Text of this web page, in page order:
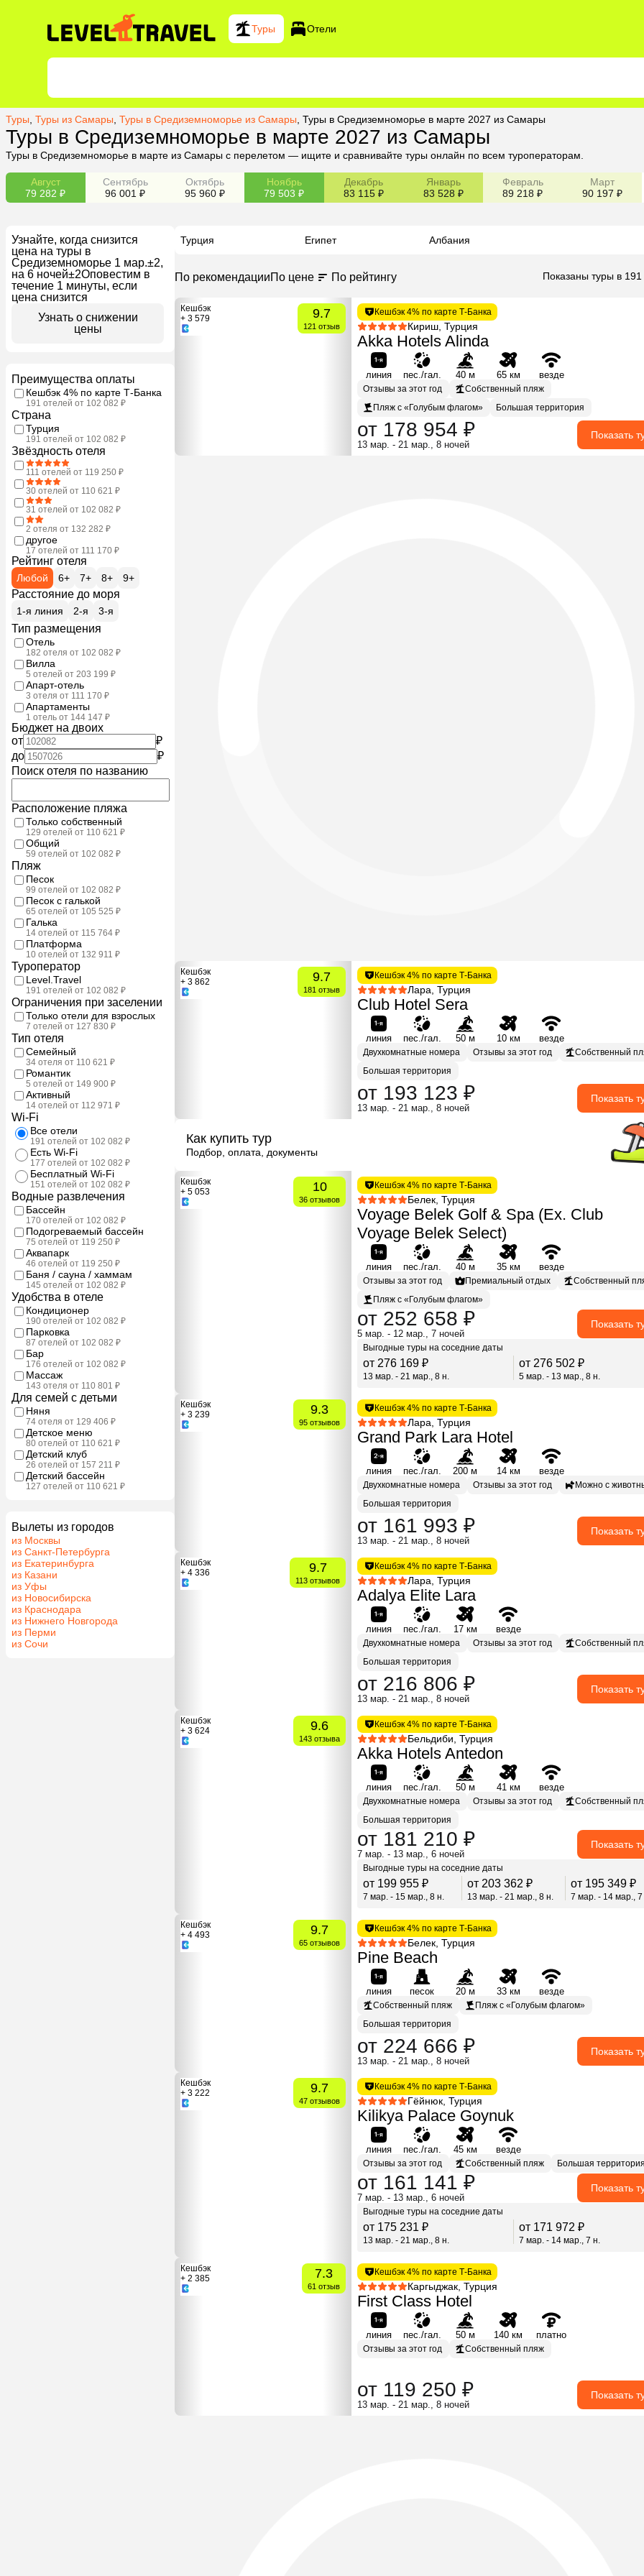
Туры Отели
Туры Туры из Самары Туры в Средиземноморье из Самары Туры в Средиземноморье в марте 2027 из Самары
Туры в Средиземноморье в марте 2027 из Самары
Туры в Средиземноморье в марте из Самары с перелетом — ищите и сравнивайте туры онлайн по всем туроператорам.
Август
79 282 ₽
Сентябрь
96 001 ₽
Октябрь
95 960 ₽
Ноябрь
79 503 ₽
Декабрь
83 115 ₽
Январь
83 528 ₽
Февраль
89 218 ₽
Март
90 197 ₽
Узнайте, когда снизится
цена на туры в
Средиземноморье 1 мар.±2,
на 6 ночей±2Оповестим в
течение 1 минуты, если
цена снизится
Узнать о снижении
цены
Преимущества оплаты
Кешбэк 4% по карте Т-Банка
191 отелей от 102 082 ₽
Страна
Турция
191 отелей от 102 082 ₽
Звёздность отеля
111 отелей от 119 250 ₽
30 отелей от 110 621 ₽
31 отелей от 102 082 ₽
2 отеля от 132 282 ₽
другое
17 отелей от 111 170 ₽
Рейтинг отеля
Любой 6+ 7+ 8+ 9+
Расстояние до моря
1-я линия 2-я 3-я
Тип размещения
Отель
182 отеля от 102 082 ₽
Вилла
5 отелей от 203 199 ₽
Апарт-отель
3 отеля от 111 170 ₽
Апартаменты
1 отель от 144 147 ₽
Бюджет на двоих
от
₽
до
₽
Поиск отеля по названию
Расположение пляжа
Только собственный
129 отелей от 110 621 ₽
Общий
59 отелей от 102 082 ₽
Пляж
Песок
99 отелей от 102 082 ₽
Песок с галькой
65 отелей от 105 525 ₽
Галька
14 отелей от 115 764 ₽
Платформа
10 отелей от 132 911 ₽
Туроператор
Level.Travel
191 отелей от 102 082 ₽
Ограничения при заселении
Только отели для взрослых
7 отелей от 127 830 ₽
Тип отеля
Семейный
34 отеля от 110 621 ₽
Романтик
5 отелей от 149 900 ₽
Активный
14 отелей от 112 971 ₽
Wi-Fi
Все отели
191 отелей от 102 082 ₽
Есть Wi-Fi
177 отелей от 102 082 ₽
Бесплатный Wi-Fi
151 отелей от 102 082 ₽
Водные развлечения
Бассейн
170 отелей от 102 082 ₽
Подогреваемый бассейн
75 отелей от 119 250 ₽
Аквапарк
46 отелей от 119 250 ₽
Баня / сауна / хаммам
145 отелей от 102 082 ₽
Удобства в отеле
Кондиционер
190 отелей от 102 082 ₽
Парковка
87 отелей от 102 082 ₽
Бар
176 отелей от 102 082 ₽
Массаж
143 отеля от 110 801 ₽
Для семей с детьми
Няня
74 отеля от 129 406 ₽
Детское меню
80 отелей от 110 621 ₽
Детский клуб
26 отелей от 157 211 ₽
Детский бассейн
127 отелей от 110 621 ₽
Вылеты из городов
из Москвы
из Санкт-Петербурга
из Екатеринбурга
из Казани
из Уфы
из Новосибирска
из Краснодара
из Нижнего Новгорода
из Перми
из Сочи
Турция Египет Албания
По рекомендацииПо цене По рейтингу Показаны туры в 191
Кешбэк
+ 3 579
9.7
121 отзыв
Кешбэк 4% по карте Т-Банка
Кириш, Турция
Akka Hotels Alinda
линия пес./гал. 40 м 65 км везде
Отзывы за этот год
Собственный пляж
Пляж с «Голубым флагом»
Большая территория
от 178 954 ₽
13 мар. - 21 мар., 8 ночей
Показать
Кешбэк
+ 3 862
9.7
181 отзыв
Кешбэк 4% по карте Т-Банка
Лара, Турция
Club Hotel Sera
линия пес./гал. 50 м 10 км везде
Двухкомнатные номера Отзывы за этот год
Собственный
Большая территория
от 193 123 ₽
13 мар. - 21 мар., 8 ночей
Показать
Как купить тур
Подбор, оплата, документы
Кешбэк
+ 5 053
10
36 отзывов
Кешбэк 4% по карте Т-Банка
Белек, Турция
Voyage Belek Golf & Spa (Ex. Club
Voyage Belek Select)
линия пес./гал. 40 м 35 км везде
Отзывы за этот год Премиальный отдых
Собственный
Пляж с «Голубым флагом»
от 252 658 ₽
5 мар. - 12 мар., 7 ночей
Показать
Выгодные туры на соседние даты
от 276 169 ₽
13 мар. - 21 мар., 8 н.
от 276 502 ₽
5 мар. - 13 мар., 8 н.
Кешбэк
+ 3 239
9.3
95 отзывов
Кешбэк 4% по карте Т-Банка
Лара, Турция
Grand Park Lara Hotel
линия пес./гал. 200 м 14 км везде
Двухкомнатные номера Отзывы за этот год
Можно с
Большая территория
от 161 993 ₽
13 мар. - 21 мар., 8 ночей
Показать
Кешбэк
+ 4 336
9.7
113 отзывов
Кешбэк 4% по карте Т-Банка
Лара, Турция
Adalya Elite Lara
линия пес./гал. 17 км везде
Двухкомнатные номера Отзывы за этот год
Собственный
Большая территория
от 216 806 ₽
13 мар. - 21 мар., 8 ночей
Показать
Кешбэк
+ 3 624
9.6
143 отзыва
Кешбэк 4% по карте Т-Банка
Бельдиби, Турция
Akka Hotels Antedon
линия пес./гал. 50 м 41 км везде
Двухкомнатные номера Отзывы за этот год
Собственный
Большая территория
от 181 210 ₽
7 мар. - 13 мар., 6 ночей
Показать
Выгодные туры на соседние даты
от 199 955 ₽
7 мар. - 15 мар., 8 н.
от 203 362 ₽
13 мар. - 21 мар., 8 н.
от 195 349 ₽
7 мар. - 14 мар., 7
Кешбэк
+ 4 493
9.7
65 отзывов
Кешбэк 4% по карте Т-Банка
Белек, Турция
Pine Beach
линия песок 20 м 33 км везде
Собственный пляж
Пляж с «Голубым флагом»
Большая территория
от 224 666 ₽
13 мар. - 21 мар., 8 ночей
Показать
Кешбэк
+ 3 222
9.7
47 отзывов
Кешбэк 4% по карте Т-Банка
Гёйнюк, Турция
Kilikya Palace Goynuk
линия пес./гал. 45 км везде
Отзывы за этот год Собственный пляж Большая
от 161 141 ₽
7 мар. - 13 мар., 6 ночей
Показать
Выгодные туры на соседние даты
от 175 231 ₽
13 мар. - 21 мар., 8 н.
от 171 972 ₽
7 мар. - 14 мар., 7 н.
Кешбэк
+ 2 385
7.3
61 отзыв
Кешбэк 4% по карте Т-Банка
Каргыджак, Турция
First Class Hotel
линия пес./гал. 50 м 140 км платно
Отзывы за этот год Собственный пляж
от 119 250 ₽
13 мар. - 21 мар., 8 ночей
Показать